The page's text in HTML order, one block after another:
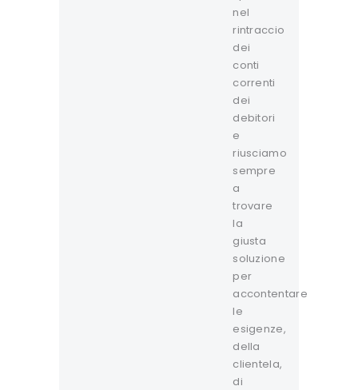
nel
rintraccio
dei
conti
correnti
dei
debitori
e
riusciamo
sempre
a
trovare
la
giusta
soluzione
per
accontentare
le
esigenze,
della
clientela,
di